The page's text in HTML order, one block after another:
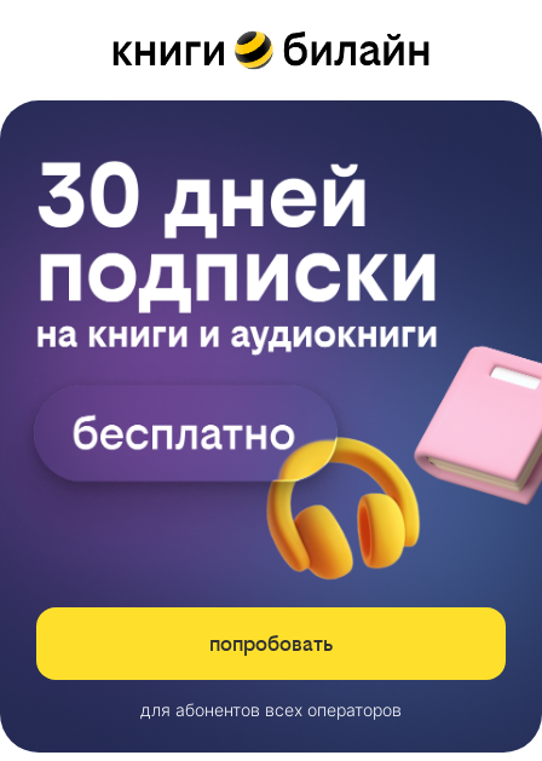
попробовать
для абонентов всех операторов